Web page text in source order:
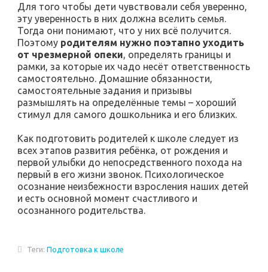
Для того чтобы дети чувствовали себя уверенно,
эту уверенность в них должна вселить семья.
Тогда они понимают, что у них всё получится.
Поэтому родителям нужно поэтапно уходить
от чрезмерной опеки, определять границы и
рамки, за которые их чадо несёт ответственность
самостоятельно. Домашние обязанности,
самостоятельные задания и призывы
размышлять на определённые темы – хороший
стимул для самого дошкольника и его близких.
Как подготовить родителей к школе следует из
всех этапов развития ребёнка, от рождения и
первой улыбки до непосредственного похода на
первый в его жизни звонок. Психологическое
осознание неизбежности взросления наших детей
и есть основной момент счастливого и
осознанного родительства.
Теги: Подготовка к школе